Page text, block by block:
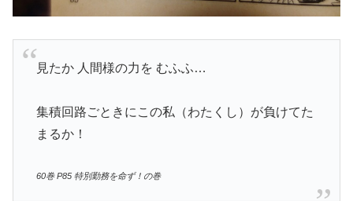
見たか 人間様の力を むふふ…
集積回路ごときにこの私（わたくし）が負けてた
まるか！
60巻 P85 特別勤務を命ず！の巻